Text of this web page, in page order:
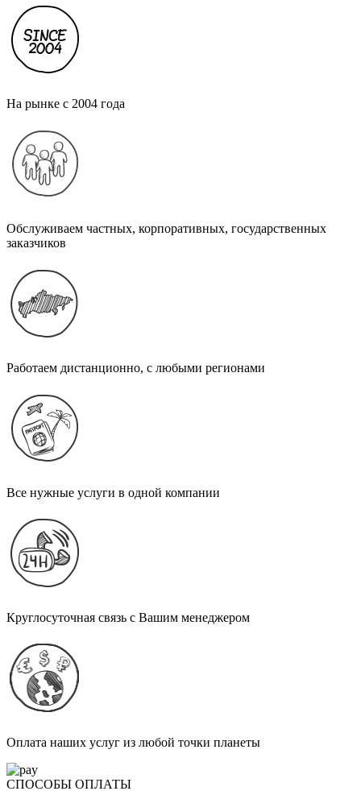
На рынке с 2004 года
Обслуживаем частных, корпоративных, государственных
заказчиков
Работаем дистанционно, с любыми регионами
Все нужные услуги в одной компании
Круглосуточная связь с Вашим менеджером
Оплата наших услуг из любой точки планеты
СПОСОБЫ ОПЛАТЫ